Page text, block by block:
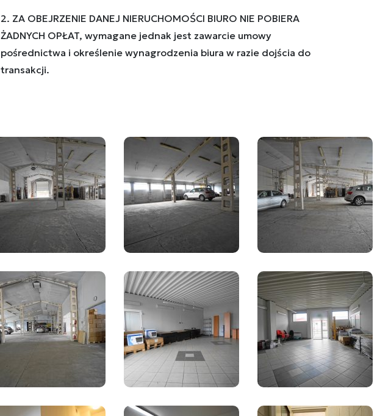
2. ZA OBEJRZENIE DANEJ NIERUCHOMOŚCI BIURO NIE POBIERA
ŻADNYCH OPŁAT, wymagane jednak jest zawarcie umowy
pośrednictwa i określenie wynagrodzenia biura w razie dojścia do
transakcji.